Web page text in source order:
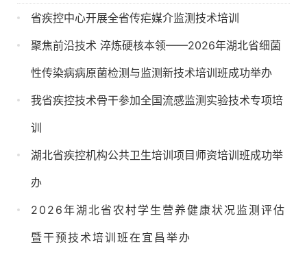
省疾控中心开展全省传疟媒介监测技术培训
聚焦前沿技术 淬炼硬核本领——2026年湖北省细菌
性传染病病原菌检测与监测新技术培训班成功举办
我省疾控技术骨干参加全国流感监测实验技术专项培
训
湖北省疾控机构公共卫生培训项目师资培训班成功举
办
2026年湖北省农村学生营养健康状况监测评估
暨干预技术培训班在宜昌举办